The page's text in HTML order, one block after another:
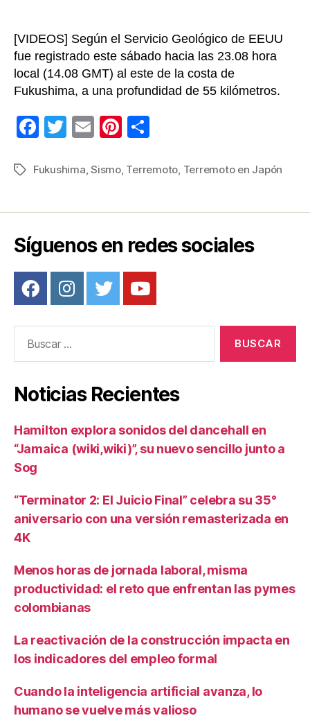
[VIDEOS] Según el Servicio Geológico de EEUU
fue registrado este sábado hacia las 23.08 hora
local (14.08 GMT) al este de la costa de
Fukushima, a una profundidad de 55 kilómetros.
F
c
b
o
o
k
T
tt
E
ail
Pi
er
st
m
ar
tir
Etiquetas
Fukushima ,Sismo, Terremoto Terremoto en Japón
Síguenos en redes sociales
Noticias Recientes
Hamilton explora sonidos del dancehall en
“Jamaica (wiki,wiki)”, su nuevo sencillo junto a
Sog
“Terminator 2: El Juicio Final” celebra su 35°
aniversario con una versión remasterizada en
4K
Menos horas de jornada laboral, misma
productividad: el reto que enfrentan las pymes
colombianas
La reactivación de la construcción impacta en
los indicadores del empleo formal
Cuando la inteligencia artificial avanza, lo
humano se vuelve más valioso